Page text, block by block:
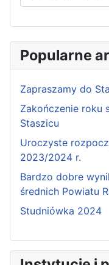
Popularne
Zapraszamy do
Zakończenie roku
Staszicu
Uroczyste
2023/2024 r.
Bardzo dobre
średnich Powiatu
Studniówka 2024